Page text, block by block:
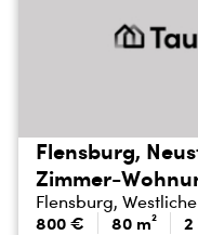
Flensburg,
Zimmer-
Flensburg,
800 € 80 m² 2